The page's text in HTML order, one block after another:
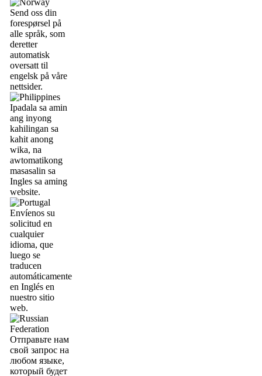
Send oss din
forespørsel på
alle språk, som
deretter
automatisk
oversatt til
engelsk på våre
nettsider.
Ipadala sa amin
ang inyong
kahilingan sa
kahit anong
wika, na
awtomatikong
masasalin sa
Ingles sa aming
website.
Envíenos su
solicitud en
cualquier
idioma, que
luego se
traducen
automáticamente
en Inglés en
nuestro sitio
web.
Отправьте нам
свой запрос на
любом языке,
который будет